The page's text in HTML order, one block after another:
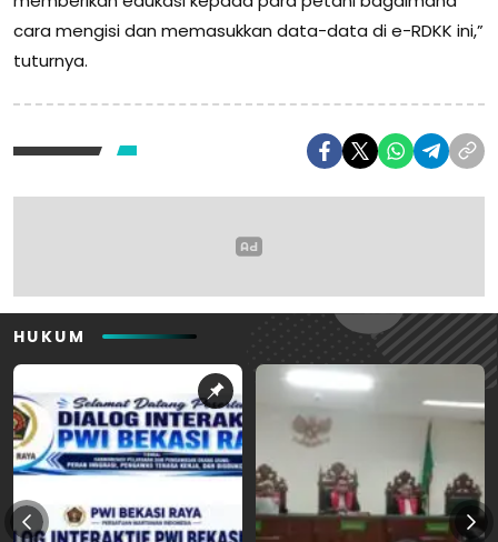
cara mengisi dan memasukkan data-data di e-RDKK ini,”
tuturnya.
HUKUM